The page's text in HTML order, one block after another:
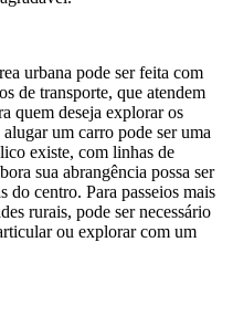
urbana pode ser feita com
de transporte, que atendem
quem deseja explorar os
um carro pode ser uma
existe, com linhas de
sua abrangência possa ser
do centro. Para passeios mais
rurais, pode ser necessário
ou explorar com um